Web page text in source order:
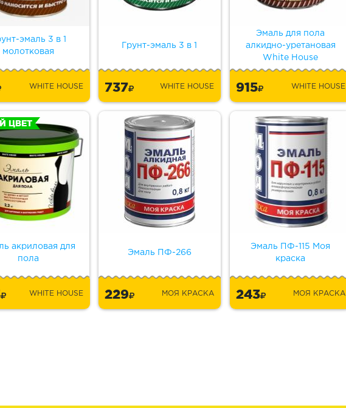
эмаль 3 в 1
молотковая
WHITE HOUSE
Грунт-эмаль 3 в 1
737 WHITE HOUSE
Эмаль для пола
алкидно-уретановая
White House
915 WHITE HOUSE
акриловая для
пола
ЦВЕТ
WHITE HOUSE
Эмаль ПФ-266
229 МОЯ КРАСКА
Эмаль ПФ-115 Моя
краска
243 МОЯ КРАСКА